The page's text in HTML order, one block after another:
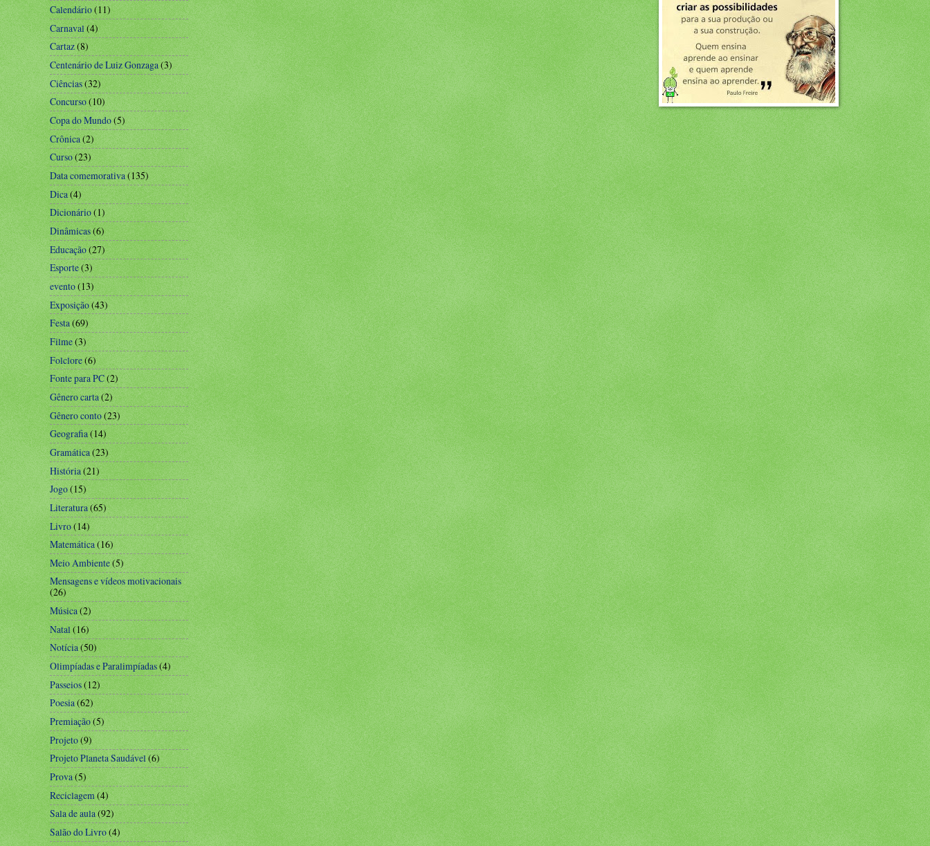
Calendário(11)
Carnaval(4)
Cartaz(8)
Centenário de Luiz Gonzaga(3)
Ciências(32)
Concurso(10)
Copa do Mundo(5)
Crônica (2)
Curso(23)
Data comemorativa(135)
Dica(4)
Dicionário(1)
Dinâmicas(6)
Educação(27)
Esporte(3)
evento(13)
Exposição(43)
Festa(69)
Filme(3)
Folclore(6)
Fonte para PC(2)
Gênero carta(2)
Gênero conto(23)
Geografia(14)
Gramática(23)
História(21)
Jogo(15)
Literatura(65)
Livro(14)
Matemática(16)
Meio Ambiente(5)
Mensagens e vídeos motivacionais
(26)
Música(2)
Natal(16)
Notícia(50)
Olimpíadas e Paralimpíadas(4)
Passeios(12)
Poesia(62)
Premiação(5)
Projeto(9)
Projeto Planeta Saudável(6)
Prova(5)
Reciclagem(4)
Sala de aula(92)
Salão do Livro(4)